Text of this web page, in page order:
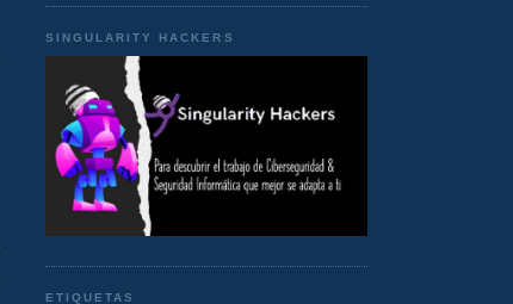
SINGULARITY HACKERS
ETIQUETAS